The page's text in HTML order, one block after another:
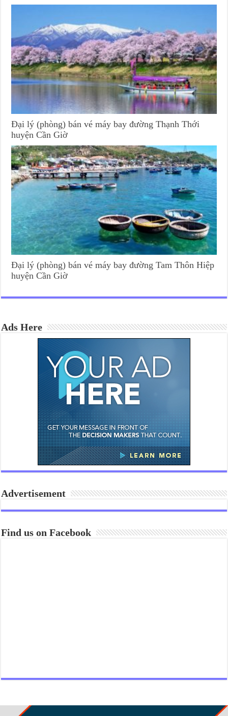
Đại lý (phòng) bán vé máy bay đường Thạnh Thới
huyện Cần Giờ
Đại lý (phòng) bán vé máy bay đường Tam Thôn Hiệp
huyện Cần Giờ
Ads Here
Advertisement
Find us on Facebook